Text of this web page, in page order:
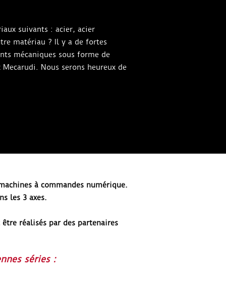
suivants : acier, acier
matériau ? Il y a de fortes
mécaniques sous forme de
Nous serons heureux de
à commandes numérique.
les 3 axes.
réalisés par des partenaires
séries :